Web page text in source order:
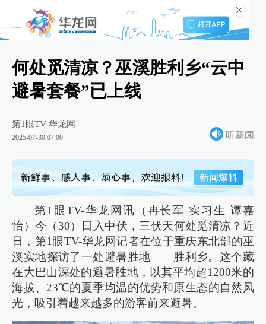
何处觅清凉？巫溪胜利乡“云中
避暑套餐”已上线
第1眼TV-华龙网
2025-07-30 07:00 听新闻
第1眼TV-华龙网讯（冉长军 实习生 谭嘉
怡）今（30）日入中伏，三伏天何处觅清凉？近
日，第1眼TV-华龙网记者在位于重庆东北部的巫
溪实地探访了一处避暑胜地——胜利乡。这个藏
在大巴山深处的避暑胜地，以其平均超1200米的
海拔、23℃的夏季均温的优势和原生态的自然风
光，吸引着越来越多的游客前来避暑。